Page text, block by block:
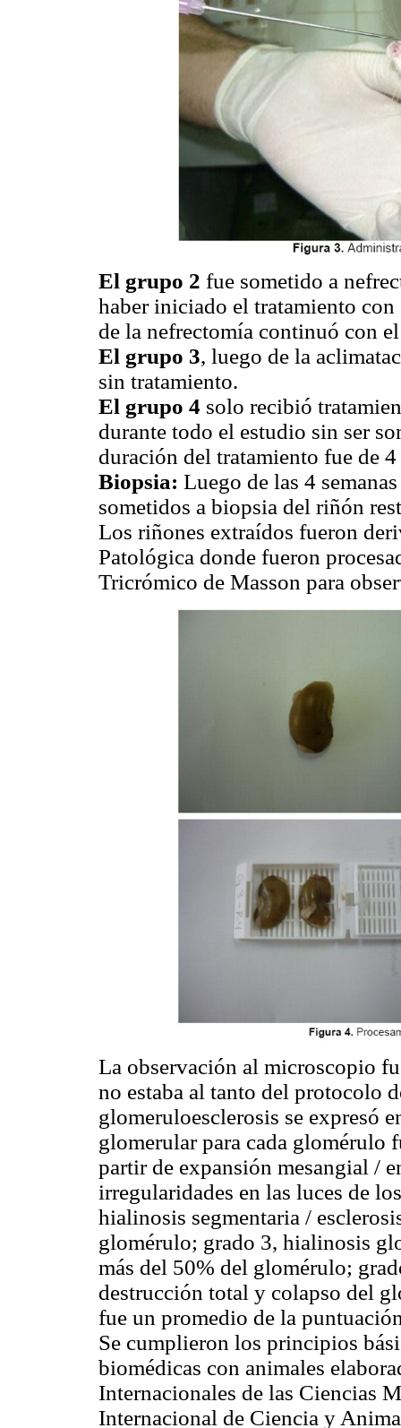
El grupo 2 fue sometido a
haber iniciado el tratamiento
de la nefrectomía continuó con
El grupo 3, luego de la
sin tratamiento.
El grupo 4 solo recibió
durante todo el estudio sin ser
duración del tratamiento fue de 4
Biopsia: Luego de las 4
sometidos a biopsia del riñón
Los riñones extraídos fueron
Patológica donde fueron
Tricrómico de Masson para
La observación al microscopio
no estaba al tanto del protocolo
glomeruloesclerosis se expresó
glomerular para cada glomérulo
partir de expansión mesangial /
irregularidades en las luces de
hialinosis segmentaria /
glomérulo; grado 3, hialinosis
más del 50% del glomérulo;
destrucción total y colapso del
fue un promedio de la
Se cumplieron los principios
biomédicas con animales
Internacionales de las Ciencias
Internacional de Ciencia y